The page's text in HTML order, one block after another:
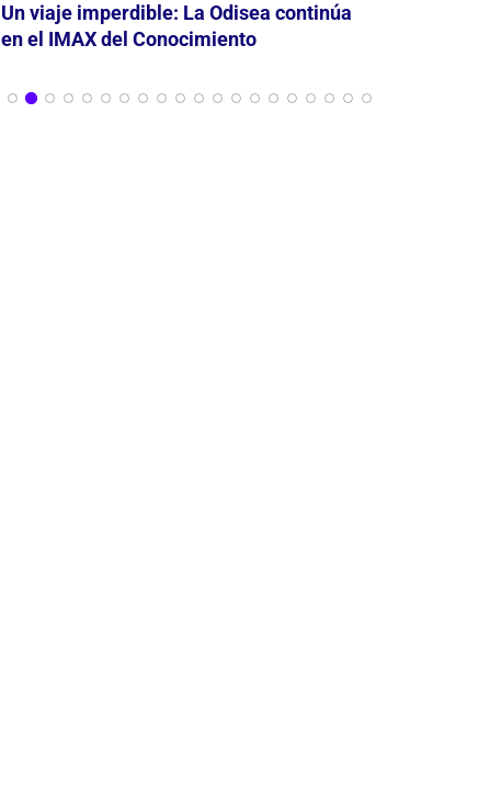
Un viaje imperdible: La Odisea continúa
en el IMAX del Conocimiento